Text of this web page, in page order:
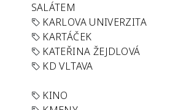
SALÁTEM
KARLOVA UNIVERZITA
KARTÁČEK
KATEŘINA ŽEJDLOVÁ
KD VLTAVA
KINO